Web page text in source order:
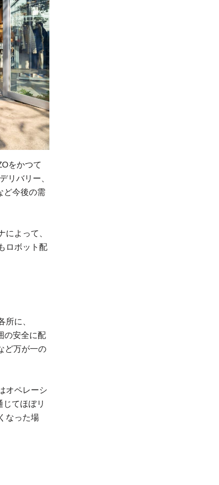
をかつて
リバリー、
ど今後の需
よって、
ロボット配
に、
の安全に配
ど万が一の
オペレーシ
てほぼリ
なった場